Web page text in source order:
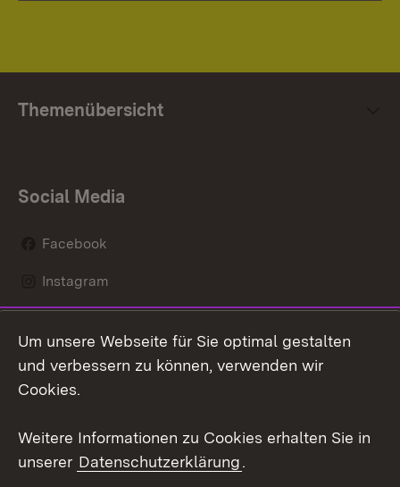
Themenübersicht
Social Media
Facebook
Instagram
Mastodon
Youtube
Kontakt
Datenschutz
Um unsere Webseite für Sie optimal gestalten
und verbessern zu können, verwenden wir
Cookies.
Weitere Informationen zu Cookies erhalten Sie in
unserer Datenschutzerklärung.